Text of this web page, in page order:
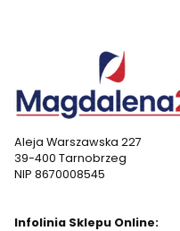
Aleja Warszawska 227
39-400 Tarnobrzeg
NIP 8670008545
Infolinia Sklepu Online: